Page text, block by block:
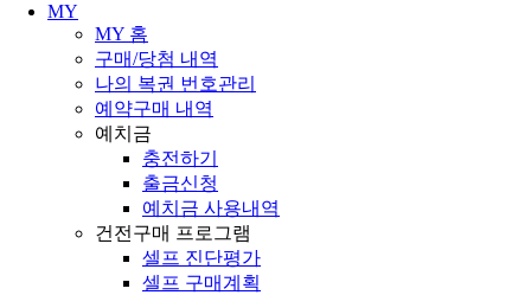
MY
MY 홈
구매/당첨 내역
나의 복권 번호관리
예약구매 내역
예치금
충전하기
출금신청
예치금 사용내역
건전구매 프로그램
셀프 진단평가
셀프 구매계획